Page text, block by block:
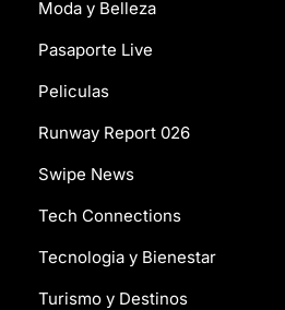
Moda y Belleza
Pasaporte Live
Peliculas
Runway Report 026
Swipe News
Tech Connections
Tecnologia y Bienestar
Turismo y Destinos